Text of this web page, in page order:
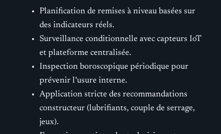
Planification de remises à niveau basées sur
des indicateurs réels.
Surveillance conditionnelle avec capteurs IoT
et plateforme centralisée.
Inspection boroscopique périodique pour
prévenir l’usure interne.
Application stricte des recommandations
constructeur (lubrifiants, couple de serrage,
jeux).